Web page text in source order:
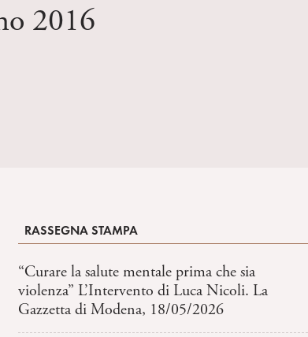
2016
RASSEGNA STAMPA
“Curare la salute mentale prima che sia
violenza” L’Intervento di Luca Nicoli. La
Gazzetta di Modena, 18/05/2026